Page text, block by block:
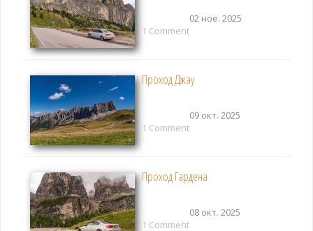
02 ное. 2025
1 Comment
Проход Джау
09 окт. 2025
1 Comment
Проход Гардена
08 окт. 2025
1 Comment